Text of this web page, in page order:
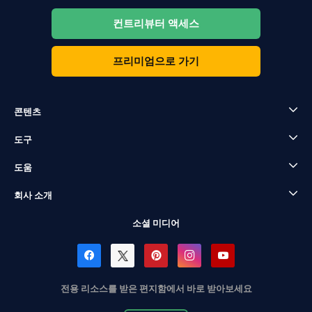
컨트리뷰터 액세스
프리미엄으로 가기
콘텐츠
도구
도움
회사 소개
소셜 미디어
전용 리소스를 받은 편지함에서 바로 받아보세요